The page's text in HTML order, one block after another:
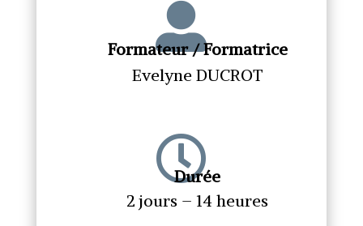

Formateur / Formatrice
Evelyne DUCROT

Durée
2 jours – 14 heures